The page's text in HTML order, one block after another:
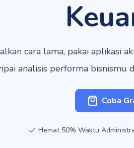
cara lama, pakai aplikasi
analisis performa bisnismu
Coba
Hemat 50% Waktu